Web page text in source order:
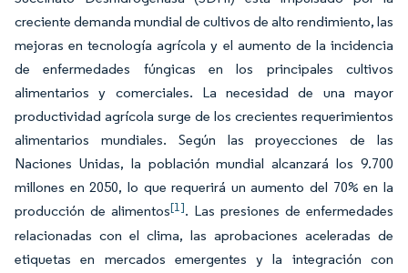
creciente demanda mundial de cultivos de alto rendimiento, las
mejoras en tecnología agrícola y el aumento de la incidencia
de enfermedades fúngicas en los principales cultivos
alimentarios y comerciales. La necesidad de una mayor
productividad agrícola surge de los crecientes requerimientos
alimentarios mundiales. Según las proyecciones de las
Naciones Unidas, la población mundial alcanzará los 9.700
millones en 2050, lo que requerirá un aumento del 70% en la
producción de alimentos[1]. Las presiones de enfermedades
relacionadas con el clima, las aprobaciones aceleradas de
etiquetas en mercados emergentes y la integración con